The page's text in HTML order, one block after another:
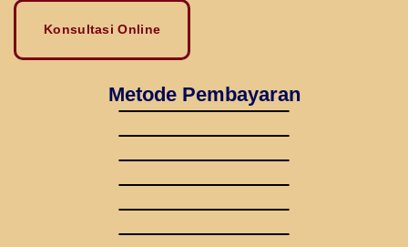
Konsultasi Online
Metode Pembayaran